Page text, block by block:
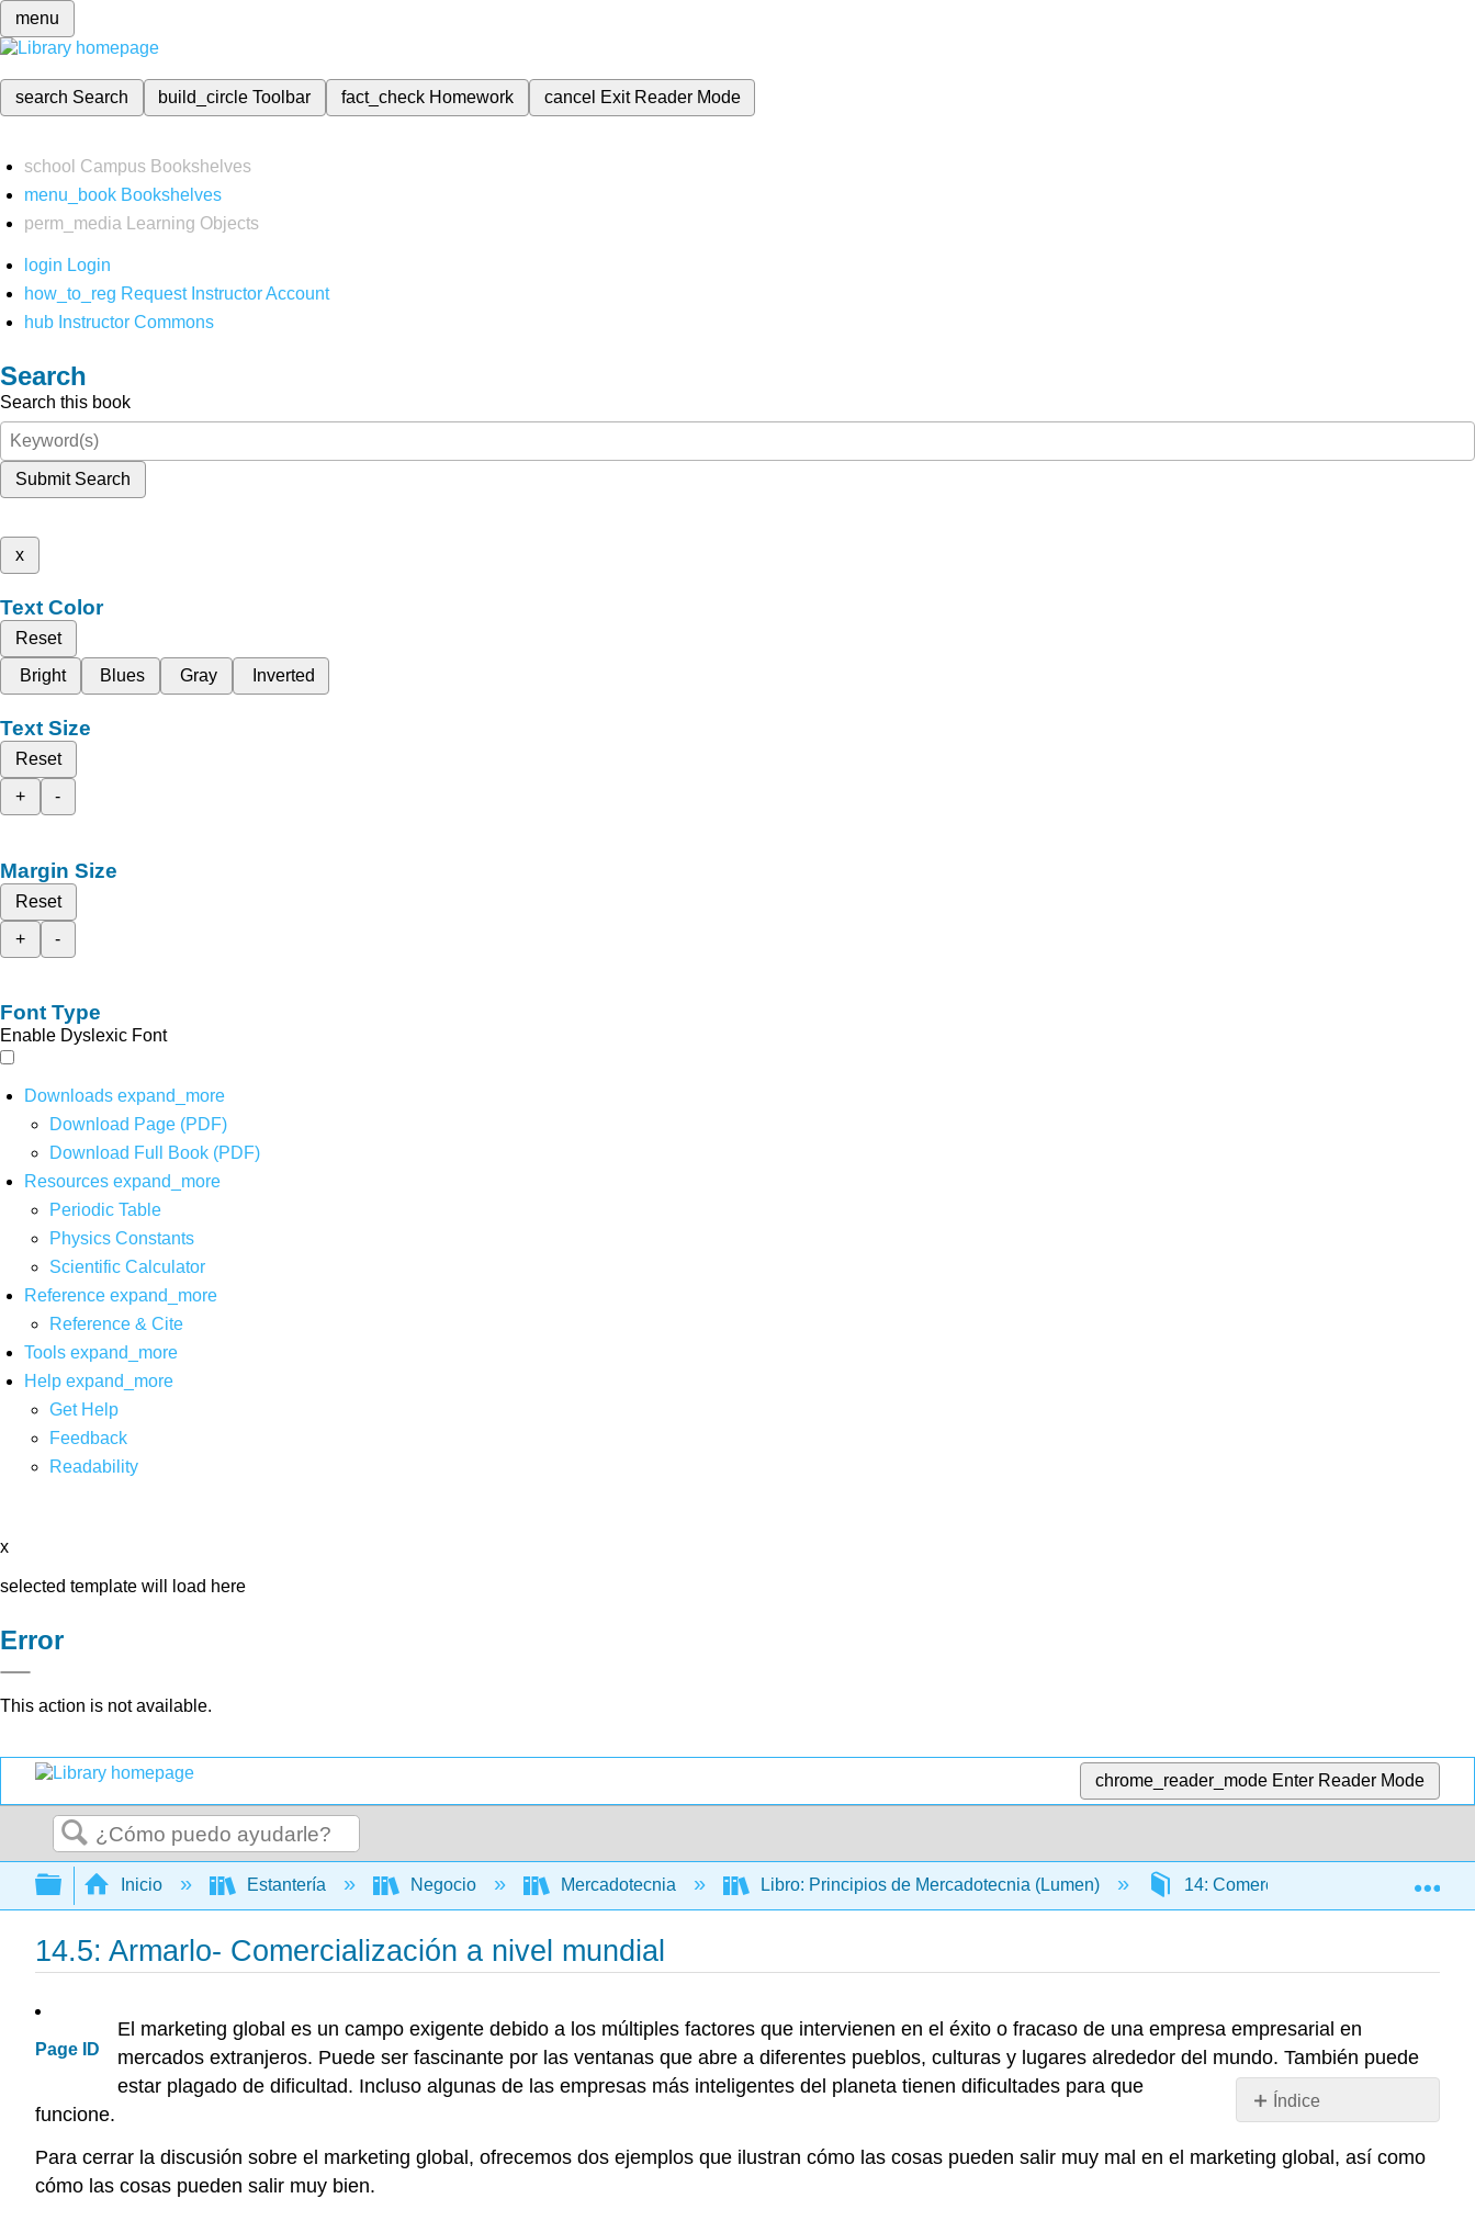
menu
search Search build_circleToolbar fact_check Homework cancel Exit Reader Mode
school Campus Bookshelves
menu_book Bookshelves
perm_media
Learning Objects
login Login
how_to_reg Request Instructor Account
hub Instructor Commons
Search
Search this book
Submit Search
x
Text Color
Reset
Bright
Blues Gray Inverted
Text Size
Reset
+
-
Margin Size
Reset
+
-
Font Type
Enable Dyslexic Font
Downloads expand_more
Download Page (PDF)
Download Full Book (PDF)
Resources expand_more
Periodic Table
Physics Constants
Scientific Calculator
Reference expand_more
Reference & Cite
Tools expand_more
Help expand_more
Get Help
Feedback
Readability
x
selected template will load here
Error
This action is not available.
chrome_reader_mode Enter Reader Mode
Buscar
Expandir/contraer jerarquía global
Inicio Estantería Negocio Mercadotecnia Libro: Principios de Mercadotecnia (Lumen) 14: Comercialización a nivel mundial
14.5: Armarlo- Comercialización a nivel mundial
Page ID
Índice
Tropezar
El marketing global es un campo exigente debido a los múltiples factores que intervienen en el éxito o fracaso de una empresa empresarial en
mercados extranjeros. Puede ser fascinante por las ventanas que abre a diferentes pueblos, culturas y lugares alrededor del mundo. También puede
estar plagado de dificultad. Incluso algunas de las empresas más inteligentes del planeta tienen dificultades para que
funcione.
Para cerrar la discusión sobre el marketing global, ofrecemos dos ejemplos que ilustran cómo las cosas pueden salir muy mal en el marketing global, así como
cómo las cosas pueden salir muy bien.